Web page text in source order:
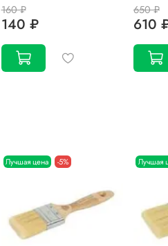
160 ₽
140 ₽
650 ₽
610
Лучшая цена -5% Лучшая